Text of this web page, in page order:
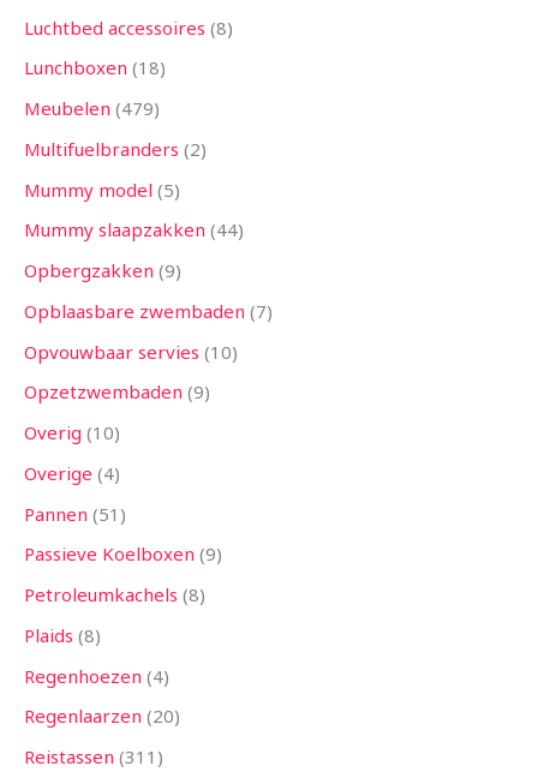
Luchtbed accessoires 8
Lunchboxen 18
Meubelen 479
Multifuelbranders 2
Mummy model 5
Mummy slaapzakken 44
Opbergzakken 9
Opblaasbare zwembaden 7
Opvouwbaar servies 10
Opzetzwembaden 9
Overig 10
Overige 4
Pannen 51
Passieve Koelboxen 9
Petroleumkachels 8
Plaids 8
Regenhoezen 4
Regenlaarzen 20
Reistassen 311